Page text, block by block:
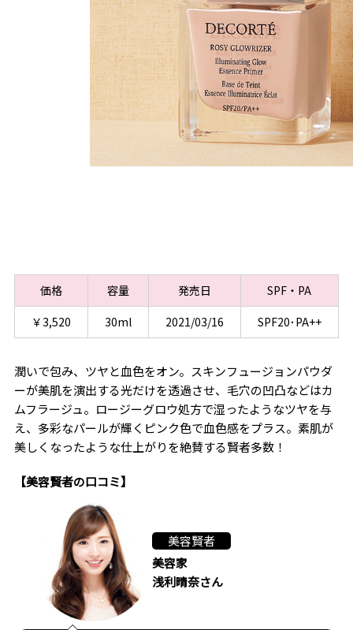
価格 容量 発売日
SPF・PA
￥3,520
30ml 2021/03/16 SPF20･PA++
潤いで包み、ツヤと血色をオン。スキンフュージョンパウダ
ーが美肌を演出する光だけを透過させ、毛穴の凹凸などはカ
ムフラージュ。ロージーグロウ処方で湿ったようなツヤを与
え、多彩なパールが輝くピンク色で血色感をプラス。素肌が
美しくなったような仕上がりを絶賛する賢者多数！
【美容賢者の口コミ】
美容賢者
美容家
浅利晴奈さん